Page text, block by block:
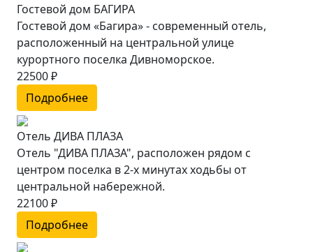
Гостевой дом БАГИРА
Гостевой дом «Багира» - современный отель,
расположенный на центральной улице
курортного поселка Дивноморское.
22500 ₽
Подробнее
Отель ДИВА ПЛАЗА
Отель "ДИВА ПЛАЗА", расположен рядом с
центром поселка в 2-х минутах ходьбы от
центральной набережной.
22100 ₽
Подробнее